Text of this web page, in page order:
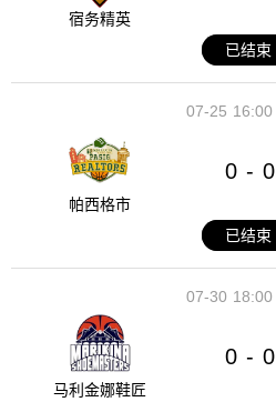
宿务精英
已结束
16:00
07-25
帕西格市
0 - 0
已结束
18:00
07-30
马利金娜鞋匠
0 - 0